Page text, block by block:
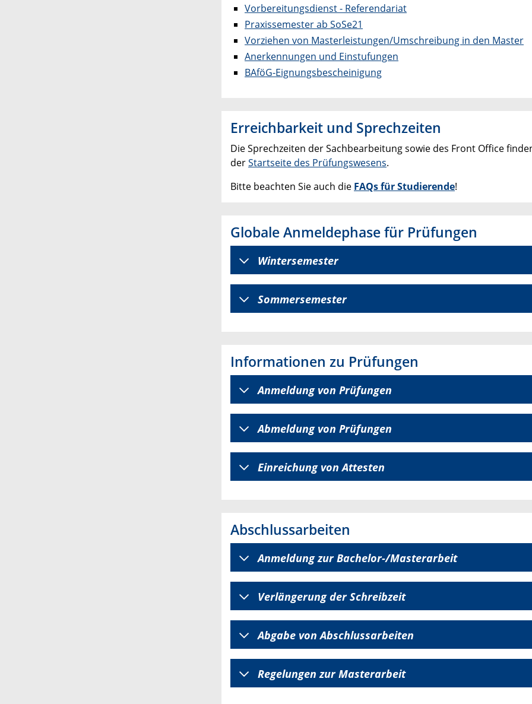
Vorbereitungsdienst - Referendariat
Praxissemester ab SoSe21
Vorziehen von Masterleistungen/Umschreibung in den Master
Anerkennungen und Einstufungen
BAföG-Eignungsbescheinigung
Erreichbarkeit und Sprechzeiten
Die Sprechzeiten der Sachbearbeitung sowie des Front Office
derStartseite des Prüfungswesens.
Bitte beachten Sie auch die FAQs für Studierende!
Globale Anmeldephase für Prüfungen
Wintersemester
Sommersemester
Informationen zu Prüfungen
Anmeldung von Prüfungen
Abmeldung von Prüfungen
Einreichung von Attesten
Abschlussarbeiten
Anmeldung zur Bachelor-/Masterarbeit
Verlängerung der Schreibzeit
Abgabe von Abschlussarbeiten
Regelungen zur Masterarbeit